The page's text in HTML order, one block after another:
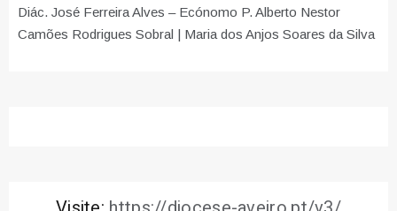
Diác. José Ferreira Alves – Ecónomo P. Alberto Nestor
Camões Rodrigues Sobral | Maria dos Anjos Soares da Silva